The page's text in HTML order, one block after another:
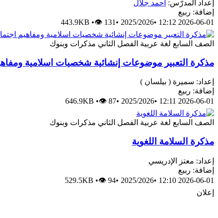
إعداد المدرّس: أحمد جلال
إضافة: ربيع
2026-06-01 12:12
•
2025/2026
•
443.9KB •👁 131
الصف السابع لغة عربية الفصل الثاني مذكرات وبنوك
مذكرة التعبير موضوعات إنشائية شخصيات اسلامية
إعداد: سميرة ( بيلسان )
إضافة: ربيع
2026-06-01 12:11
•
2025/2026
•
646.9KB •👁 87
الصف السابع لغة عربية الفصل الثاني مذكرات وبنوك
مذكرة السلامة اللغوية
إعداد: معتز الإدريسي
إضافة: ربيع
2026-06-01 12:10
•
2025/2026
•
529.5KB •👁 94
إعلان